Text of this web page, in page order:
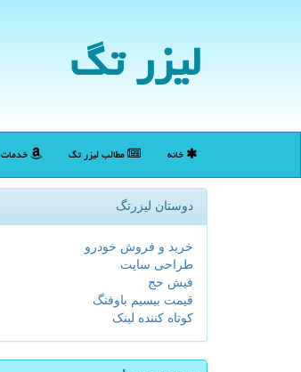
لیزر تگ
خانه مطالب لیزر تگ خدمات
دوستان لیزرتگ
خرید و فروش خودرو
طراحی سایت
فیش حج
قیمت بیسیم باوفنگ
کوتاه کننده لینک